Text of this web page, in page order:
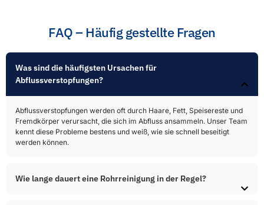
FAQ – Häufig gestellte Fragen
Was sind die häufigsten Ursachen für
Abflussverstopfungen?​
Abflussverstopfungen werden oft durch Haare, Fett, Speisereste und
Fremdkörper verursacht, die sich im Abfluss ansammeln. Unser Team
kennt diese Probleme bestens und weiß, wie sie schnell beseitigt
werden können.
Wie lange dauert eine Rohrreinigung in der Regel?